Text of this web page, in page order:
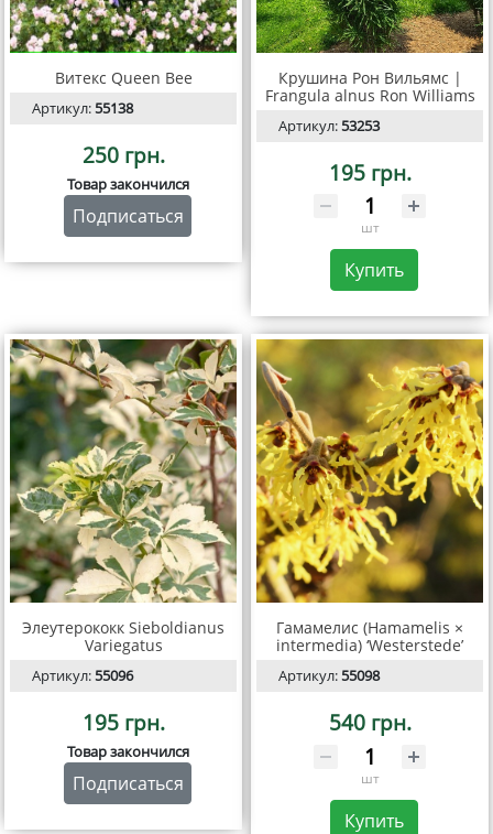
Витекс Queen Bee
Артикул:55138
250 грн.
Товар закончился
Подписаться
Крушина Рон Вильямс |
Frangula alnus Ron Williams
Артикул:53253
195 грн.
шт
Купить
Элеутерококк Sieboldianus
Variegatus
Артикул:55096
195 грн.
Товар закончился
Подписаться
Гамамелис (Hamamelis ×
intermedia) ‘Westerstede’
Артикул:55098
540 грн.
шт
Купить